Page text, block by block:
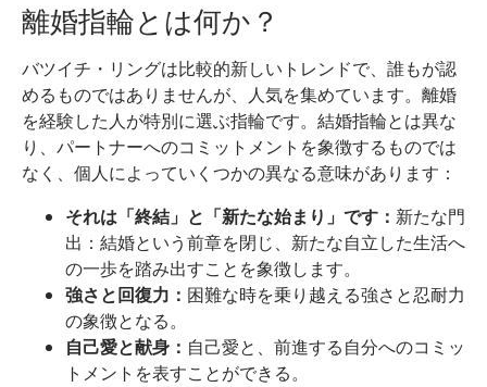
離婚指輪とは何か？
バツイチ・リングは比較的新しいトレンドで、誰もが認
めるものではありませんが、人気を集めています。離婚
を経験した人が特別に選ぶ指輪です。結婚指輪とは異な
り、パートナーへのコミットメントを象徴するものでは
なく、個人によっていくつかの異なる意味があります：
それは「終結」と「新たな始まり」です： 新たな門
出：結婚という前章を閉じ、新たな自立した生活へ
の一歩を踏み出すことを象徴します。
強さと回復力： 困難な時を乗り越える強さと忍耐力
の象徴となる。
自己愛と献身： 自己愛と、前進する自分へのコミッ
トメントを表すことができる。